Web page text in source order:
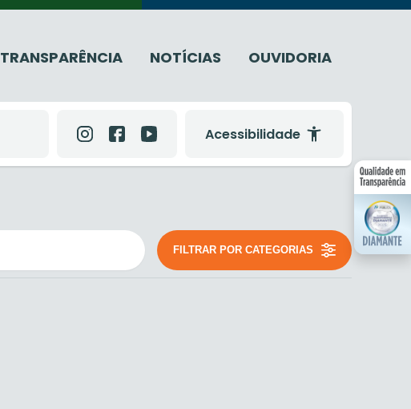
TRANSPARÊNCIA NOTÍCIAS OUVIDORIA
Acessibilidade
FILTRAR POR CATEGORIAS